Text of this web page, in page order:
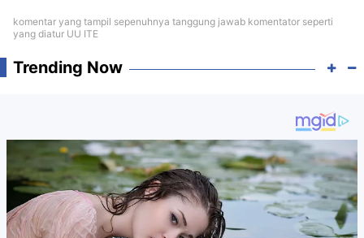
komentar yang tampil sepenuhnya tanggung jawab komentator seperti
yang diatur UU ITE
Trending Now